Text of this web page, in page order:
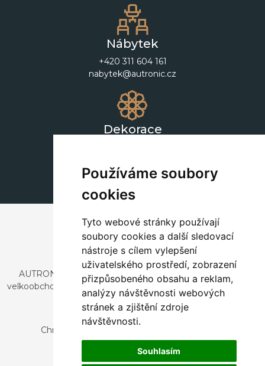
Používáme soubory
cookies
Tyto webové stránky používají
soubory cookies a další sledovací
nástroje s cílem vylepšení
uživatelského prostředí, zobrazení
přizpůsobeného obsahu a reklam,
analýzy návštěvnosti webových
stránek a zjištění zdroje
návštěvnosti.
Souhlasím
Nábytek
+420 311 604 161
nabytek@autronic.cz
Dekorace
AUTRONIC, s.r.o. je společnost zabývající se dovozem a
velkoobchodním prodejem designového i stylového nábytku
a dekorací.
Česká republika
Chrustenice 270, 267 12 Loděnice u Berouna
Slovensko
Nová 366, 032 02 Závažná Poruba